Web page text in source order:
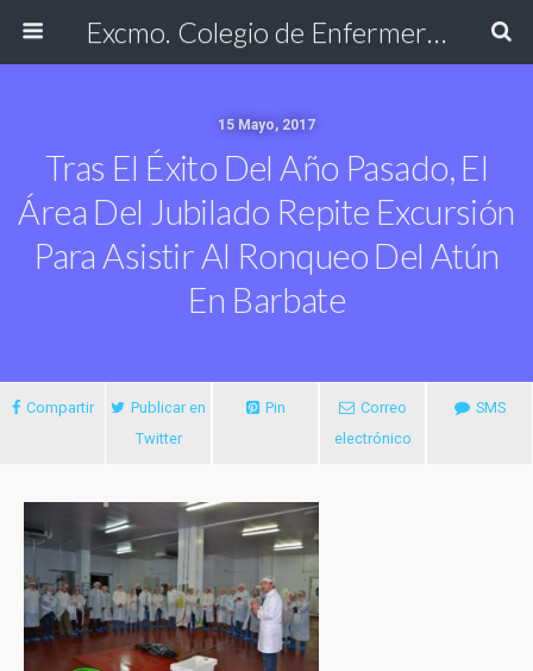
Excmo. Colegio de Enfermería de Cádiz
15 Mayo, 2017
Tras El Éxito Del Año Pasado, El
Área Del Jubilado Repite Excursión
Para Asistir Al Ronqueo Del Atún
En Barbate
Compartir
Publicar en
Twitter
Pin
Correo
electrónico
SMS